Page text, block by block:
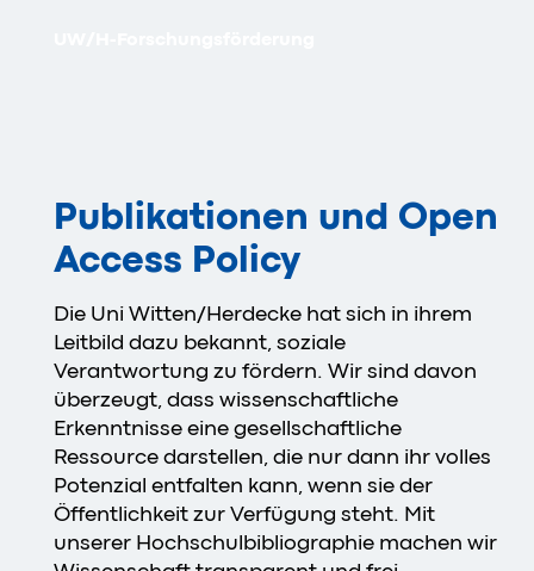
Publikationen und Open
Access Policy
Die Uni Witten/Herdecke hat sich in ihrem
Leitbild dazu bekannt, soziale
Verantwortung zu fördern. Wir sind davon
überzeugt, dass wissenschaftliche
Erkenntnisse eine gesellschaftliche
Ressource darstellen, die nur dann ihr volles
Potenzial entfalten kann, wenn sie der
Öffentlichkeit zur Verfügung steht. Mit
unserer Hochschulbibliographie machen wir